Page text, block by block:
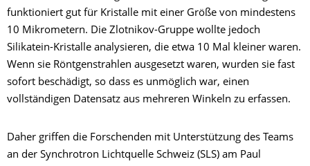
funktioniert gut für Kristalle mit einer Größe von mindestens
10 Mikrometern. Die Zlotnikov-Gruppe wollte jedoch
Silikatein-Kristalle analysieren, die etwa 10 Mal kleiner waren.
Wenn sie Röntgenstrahlen ausgesetzt waren, wurden sie fast
sofort beschädigt, so dass es unmöglich war, einen
vollständigen Datensatz aus mehreren Winkeln zu erfassen.
Daher griffen die Forschenden mit Unterstützung des Teams
an der Synchrotron Lichtquelle Schweiz (SLS) am Paul